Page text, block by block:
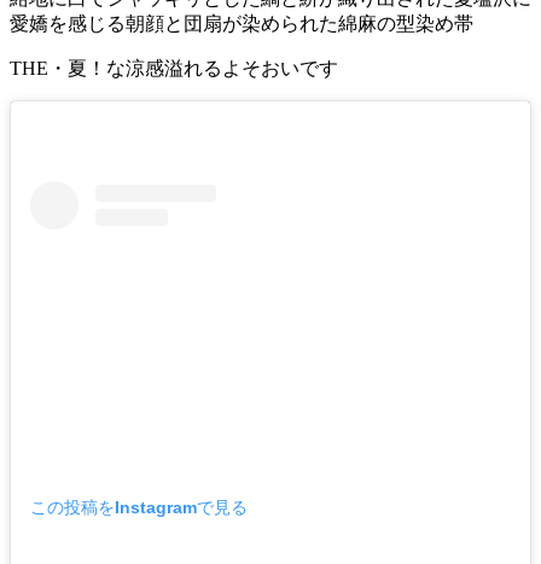
愛嬌を感じる朝顔と団扇が染められた綿麻の型染め帯
THE・夏！な涼感溢れるよそおいです
この投稿をInstagramで見る